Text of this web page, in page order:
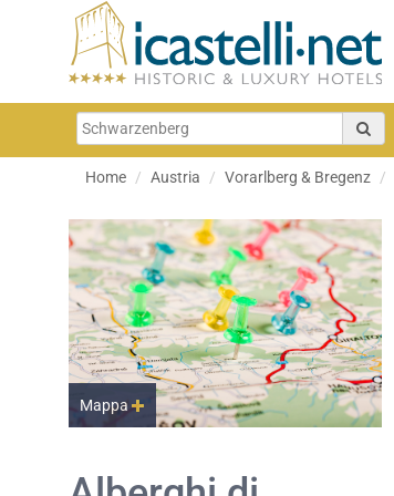
Home Austria Vorarlberg & Bregenz
Mappa